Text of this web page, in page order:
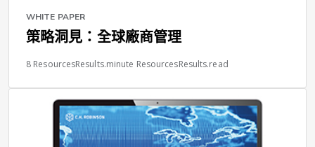
WHITE PAPER
策略洞見：全球廠商管理
8 ResourcesResults.minute ResourcesResults.read